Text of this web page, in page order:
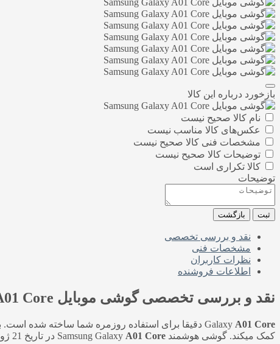
بازخورد درباره این کالا
نام کالا صحیح نیست
عکس‌های کالا مناسب نیست
مشخصات فنی کالا صحیح نیست
توضیحات کالا صحیح نیست
کالا تکراری است
توضیحات
ثبت بازگشت
نقد و بررسی تخصصی
مشخصات فنی
نظرات کاربران
اطلاعات فروشنده
نقد و بررسی تخصصیگوشی موبایل Samsung Galaxy A01 Core
Galaxy A01 Core
دقیقا برای استفاده روزمره شما ساخته شده
کمک میکند. گوشی هوشمند Samsung Galaxy A01 Core در تاریخ 21 ژوئیه سال 2020 به بازار عرضه شد.